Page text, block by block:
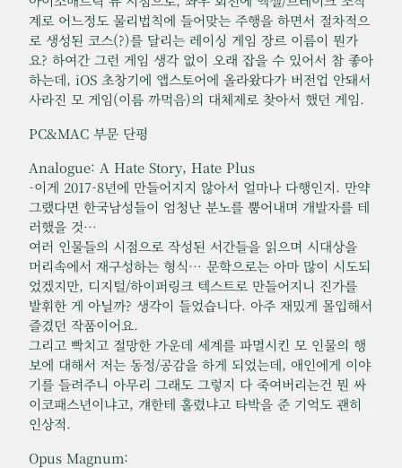
계로 어느정도 물리법칙에 들어맞는 주행을 하면서 절차적으
로 생성된 코스(?)를 달리는 레이싱 게임 장르 이름이 뭔가
요? 하여간 그런 게임 생각 없이 오래 잡을 수 있어서 참 좋아
하는데, iOS 초창기에 앱스토어에 올라왔다가 버전업 안돼서
사라진 모 게임(이름 까먹음)의 대체제로 찾아서 했던 게임.
PC&MAC 부문 단평
Analogue: A Hate Story, Hate Plus
-이게 2017-8년에 만들어지지 않아서 얼마나 다행인지. 만약
그랬다면 한국남성들이 엄청난 분노를 뿜어내며 개발자를 테
러했을 것…
여러 인물들의 시점으로 작성된 서간들을 읽으며 시대상을
머리속에서 재구성하는 형식… 문학으로는 아마 많이 시도되
었겠지만, 디지털/하이퍼링크 텍스트로 만들어지니 진가를
발휘한 게 아닐까? 생각이 들었습니다. 아주 재밌게 몰입해서
즐겼던 작품이어요.
그리고 빡치고 절망한 가운데 세계를 파멸시킨 모 인물의 행
보에 대해서 저는 동정/공감을 하게 되었는데, 애인에게 이야
기를 들려주니 아무리 그래도 그렇지 다 죽여버리는건 뭔 싸
이코패스년이냐고, 걔한테 홀렸냐고 타박을 준 기억도 괜히
인상적.
Opus Magnum: